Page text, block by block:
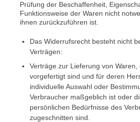
Prüfung der Beschaffenheit,
Funktionsweise der Waren nicht
ihnen zurückzuführen ist.
Das Widerrufsrecht besteht nicht
Verträgen:
Verträge zur Lieferung von Waren,
vorgefertigt sind und für deren
individuelle Auswahl oder
Verbraucher maßgeblich ist oder
persönlichen Bedürfnisse des
zugeschnitten sind.